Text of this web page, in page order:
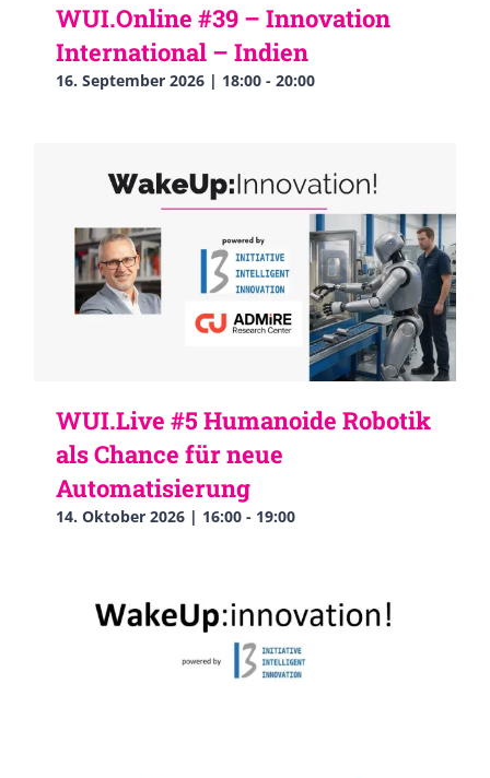
WUI.Online #39 – Innovation
International – Indien
16. September 2026 | 18:00 - 20:00
WUI.Live #5 Humanoide Robotik
als Chance für neue
Automatisierung
14. Oktober 2026 | 16:00 - 19:00